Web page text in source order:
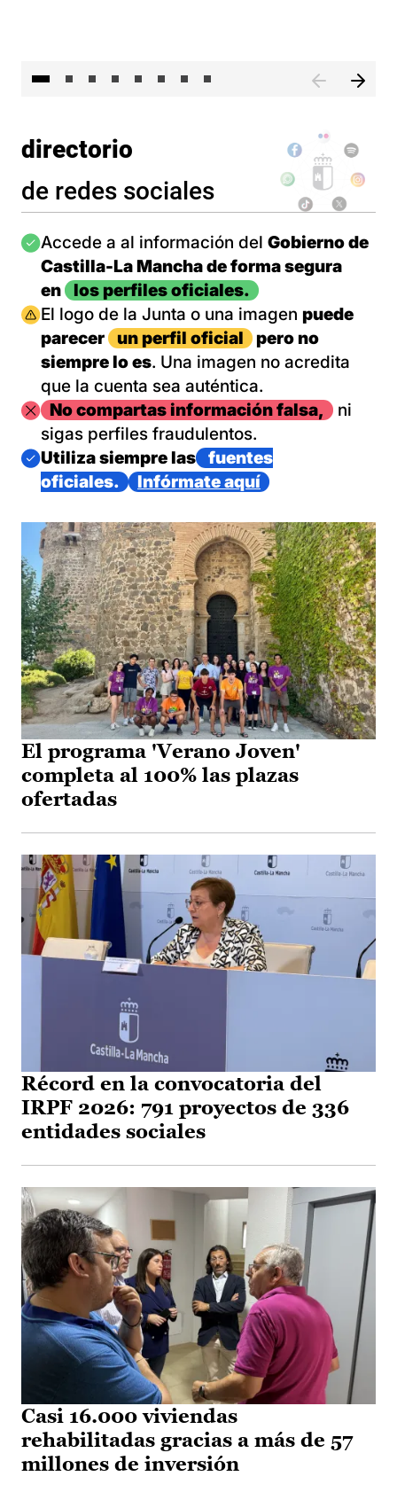
directorio
de redes sociales
Imagen
Accede a al información del Gobierno de
Castilla-La Mancha de forma segura
en
los perfiles oficiales.
Imagen
El logo de la Junta o una imagen puede
parecer
un perfil oficial
pero no
siempre lo es. Una imagen no acredita
que la cuenta sea auténtica.
ImagenNo compartas información falsa,
ni
sigas perfiles fraudulentos.
Imagen
Utiliza siempre las
fuentes
oficiales.
Infórmate aquí
El programa 'Verano Joven'
completa al 100% las plazas
ofertadas
Récord en la convocatoria del
IRPF 2026: 791 proyectos de 336
entidades sociales
Casi 16.000 viviendas
rehabilitadas gracias a más de 57
millones de inversión